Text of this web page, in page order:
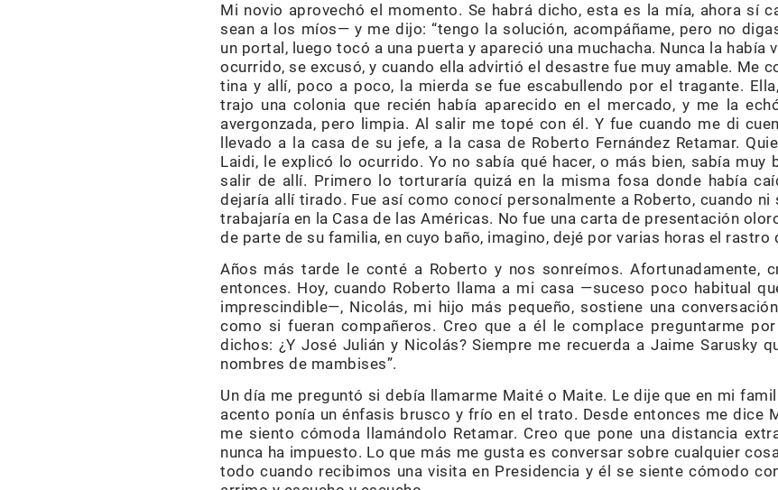
Mi novio aprovechó el momento. Se habrá dicho, esta es la mía, ahora sí
sean a los míos— y me dijo: “tengo la solución, acompáñame, pero no
un portal, luego tocó a una puerta y apareció una muchacha. Nunca la había
ocurrido, se excusó, y cuando ella advirtió el desastre fue muy amable. Me
tina y allí, poco a poco, la mierda se fue escabullendo por el tragante.
trajo una colonia que recién había aparecido en el mercado, y me la
avergonzada, pero limpia. Al salir me topé con él. Y fue cuando me di
llevado a la casa de su jefe, a la casa de Roberto Fernández Retamar.
Laidi, le explicó lo ocurrido. Yo no sabía qué hacer, o más bien, sabía muy
salir de allí. Primero lo torturaría quizá en la misma fosa donde había
dejaría allí tirado. Fue así como conocí personalmente a Roberto, cuando ni
trabajaría en la Casa de las Américas. No fue una carta de presentación
de parte de su familia, en cuyo baño, imagino, dejé por varias horas el rastro
Años más tarde le conté a Roberto y nos sonreímos. Afortunadamente,
entonces. Hoy, cuando Roberto llama a mi casa —suceso poco habitual
imprescindible—, Nicolás, mi hijo más pequeño, sostiene una
como si fueran compañeros. Creo que a él le complace preguntarme
dichos: ¿Y José Julián y Nicolás? Siempre me recuerda a Jaime Sarusky
nombres de mambises”.
Un día me preguntó si debía llamarme Maité o Maite. Le dije que en mi
acento ponía un énfasis brusco y frío en el trato. Desde entonces me dice
me siento cómoda llamándolo Retamar. Creo que pone una distancia
nunca ha impuesto. Lo que más me gusta es conversar sobre cualquier
todo cuando recibimos una visita en Presidencia y él se siente cómodo